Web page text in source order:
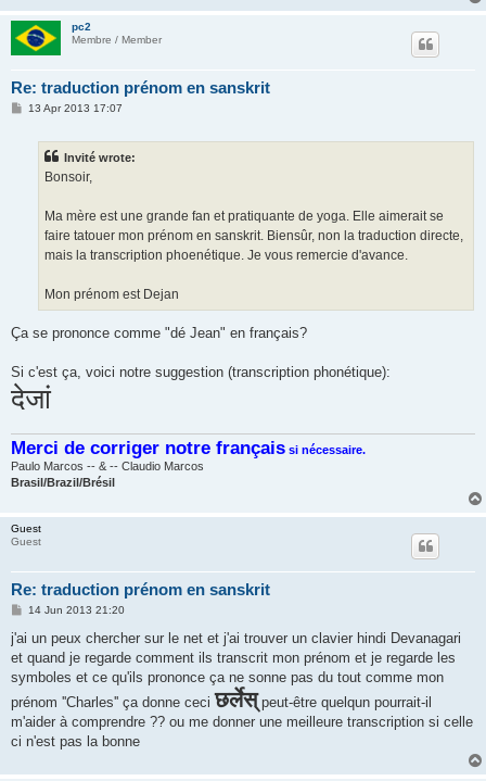
pc2
Membre / Member
Re: traduction prénom en sanskrit
P13 Apr 2013 17:07
Invité wrote:
Bonsoir,
Ma mère est une grande fan et pratiquante de yoga. Elle aimerait se
faire tatouer mon prénom en sanskrit. Biensûr, non la traduction directe,
mais la transcription phoenétique. Je vous remercie d'avance.
Mon prénom est Dejan
Ça se prononce comme "dé Jean" en français?
Si c'est ça, voici notre suggestion (transcription phonétique):
देजां
Merci de corriger notre français si nécessaire.
Paulo Marcos -- & -- Claudio Marcos
Brasil/Brazil/Brésil
Guest
Guest
Re: traduction prénom en sanskrit
P
s
14 Jun 2013 21:20
j'ai un peux chercher sur le net et j'ai trouver un clavier hindi Devanagari
et quand je regarde comment ils transcrit mon prénom et je regarde les
symboles et ce qu'ils prononce ça ne sonne pas du tout comme mon
prénom ''Charles'' ça donne ceci छर्लेस् peut-être quelqun pourrait-il
m'aider à comprendre ?? ou me donner une meilleure transcription si celle
ci n'est pas la bonne